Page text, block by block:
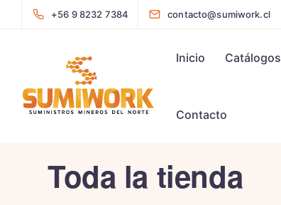
+56 9 8232 7384 contacto@sumiwork.cl
Inicio Catálogos
Contacto
Toda la tienda